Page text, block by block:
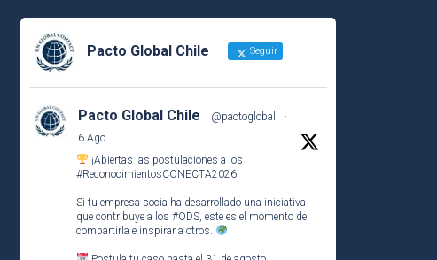
Pacto Global Chile Seguir
Pacto Global Chile @pactoglobal
·
6 Ago
¡Abiertas las postulaciones a los
#ReconocimientosCONECTA2026!
Si tu empresa socia ha desarrollado una iniciativa
que contribuye a los #ODS, este es el momento de
compartirla e inspirar a otros.